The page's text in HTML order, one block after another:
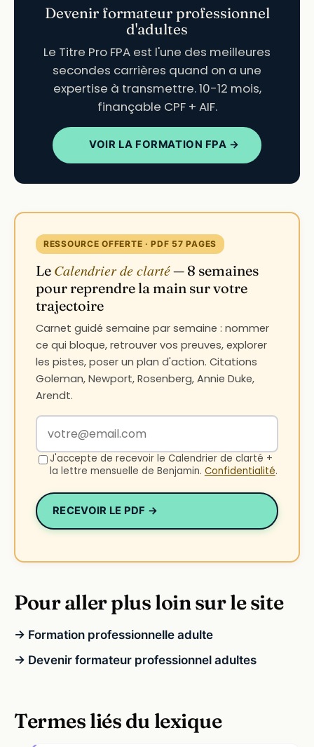
Devenir formateur professionnel
d'adultes
Le Titre Pro FPA est l'une des meilleures
secondes carrières quand on a une
expertise à transmettre. 10-12 mois,
finançable CPF + AIF.
VOIR LA FORMATION FPA →
RESSOURCE OFFERTE · PDF 57 PAGES
Le Calendrier de clarté— 8 semaines
pour reprendre la main sur votre
trajectoire
Carnet guidé semaine par semaine : nommer
ce qui bloque, retrouver vos preuves, explorer
les pistes, poser un plan d'action. Citations
Goleman, Newport, Rosenberg, Annie Duke,
Arendt.
Votre adresse email
J'accepte de recevoir le Calendrier de clarté +
la lettre mensuelle de Benjamin. Confidentialité.
RECEVOIR LE PDF →
Pour aller plus loin sur le site
→ Formation professionnelle adulte
→ Devenir formateur professionnel adultes
Termes liés du lexique